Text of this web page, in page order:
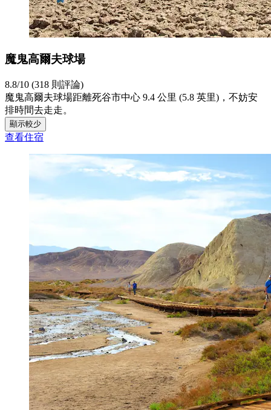
魔鬼高爾夫球場
8.8/10 (318 則評論)
魔鬼高爾夫球場距離死谷市中心 9.4 公里 (5.8 英里)，不妨安
排時間去走走。
顯示較少
查看住宿